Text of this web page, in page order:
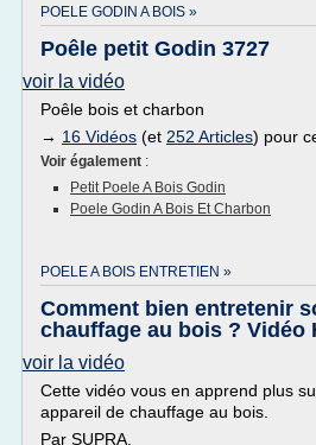
POELE GODIN A BOIS »
Poêle petit Godin 3727
voir la vidéo
Poêle bois et charbon
→ 16 Vidéos (et 252 Articles) pour
Voir également :
Petit Poele A Bois Godin
Poele Godin A Bois Et Charbon
POELE A BOIS ENTRETIEN »
Comment bien entretenir
chauffage au bois ? Vidéo
voir la vidéo
Cette vidéo vous en apprend plus
appareil de chauffage au bois.
Par SUPRA.